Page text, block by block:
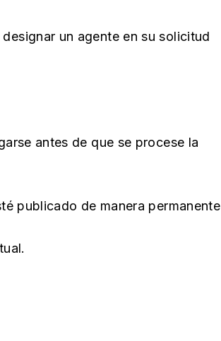
un agente en su solicitud
antes de que se procese la
publicado de manera permanente